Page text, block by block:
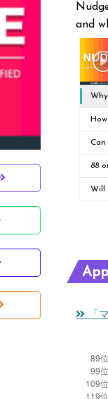
and
Can
88
Will
「